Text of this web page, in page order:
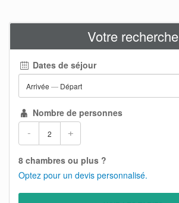
Votre recherche
Dates de séjour
Arrivée — Départ
Nombre de personnes
- +
8 chambres ou plus ?
Optez pour un devis personnalisé.